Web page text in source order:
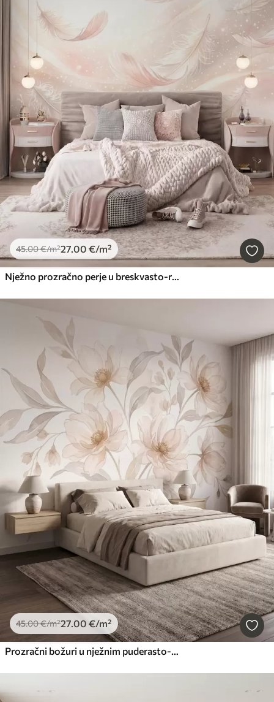
45.00€/m²27.00 €/m²
Nježno prozračno perje u breskvasto-ružičastoj izmaglici sa svjetlucavim efektom
45.00€/m²27.00 €/m²
Prozračni božuri u nježnim puderasto-bež tonovima